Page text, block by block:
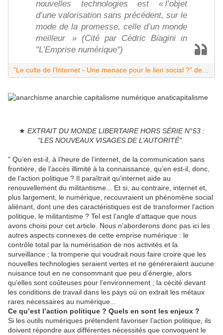
nouvelles technologies est « l’objet
d’une valorisation sans précédent, sur le
mode de la promesse, celle d’un monde
meilleur » (Cité par Cédric Biagini in
"L’Emprise numérique")
★ EXTRAIT DU MONDE LIBERTAIRE HORS SÉRIE N°53 :
"LES NOUVEAUX VISAGES DE L’AUTORITÉ".
" Qu’en est-il, à l’heure de l’internet, de la communication sans
frontière, de l’accès illimité à la connaissance, qu’en est-il, donc,
de l’action politique ? Il paraîtrait qu’internet aide au
renouvellement du militantisme... Et si, au contraire, internet et,
plus largement, le numérique, recouvraient un phénomène social
aliénant, dont une des caractéristiques est de transformer l’action
politique, le militantisme ? Tel est l’angle d’attaque que nous
avons choisi pour cet article. Nous n’aborderons donc pas ici les
autres aspects connexes de cette emprise numérique : le
contrôle total par la numérisation de nos activités et la
surveillance ; la tromperie qui voudrait nous faire croire que les
nouvelles technologies seraient vertes et ne généreraient aucune
nuisance tout en ne consommant que peu d’énergie, alors
qu’elles sont coûteuses pour l’environnement ; la cécité devant
les conditions de travail dans les pays où on extrait les métaux
rares nécessaires au numérique...
Ce qu’est l’action politique ? Quels en sont les enjeux ?
Si les outils numériques prétendent favoriser l’action politique, ils
doivent répondre aux différentes nécessités que convoquent le